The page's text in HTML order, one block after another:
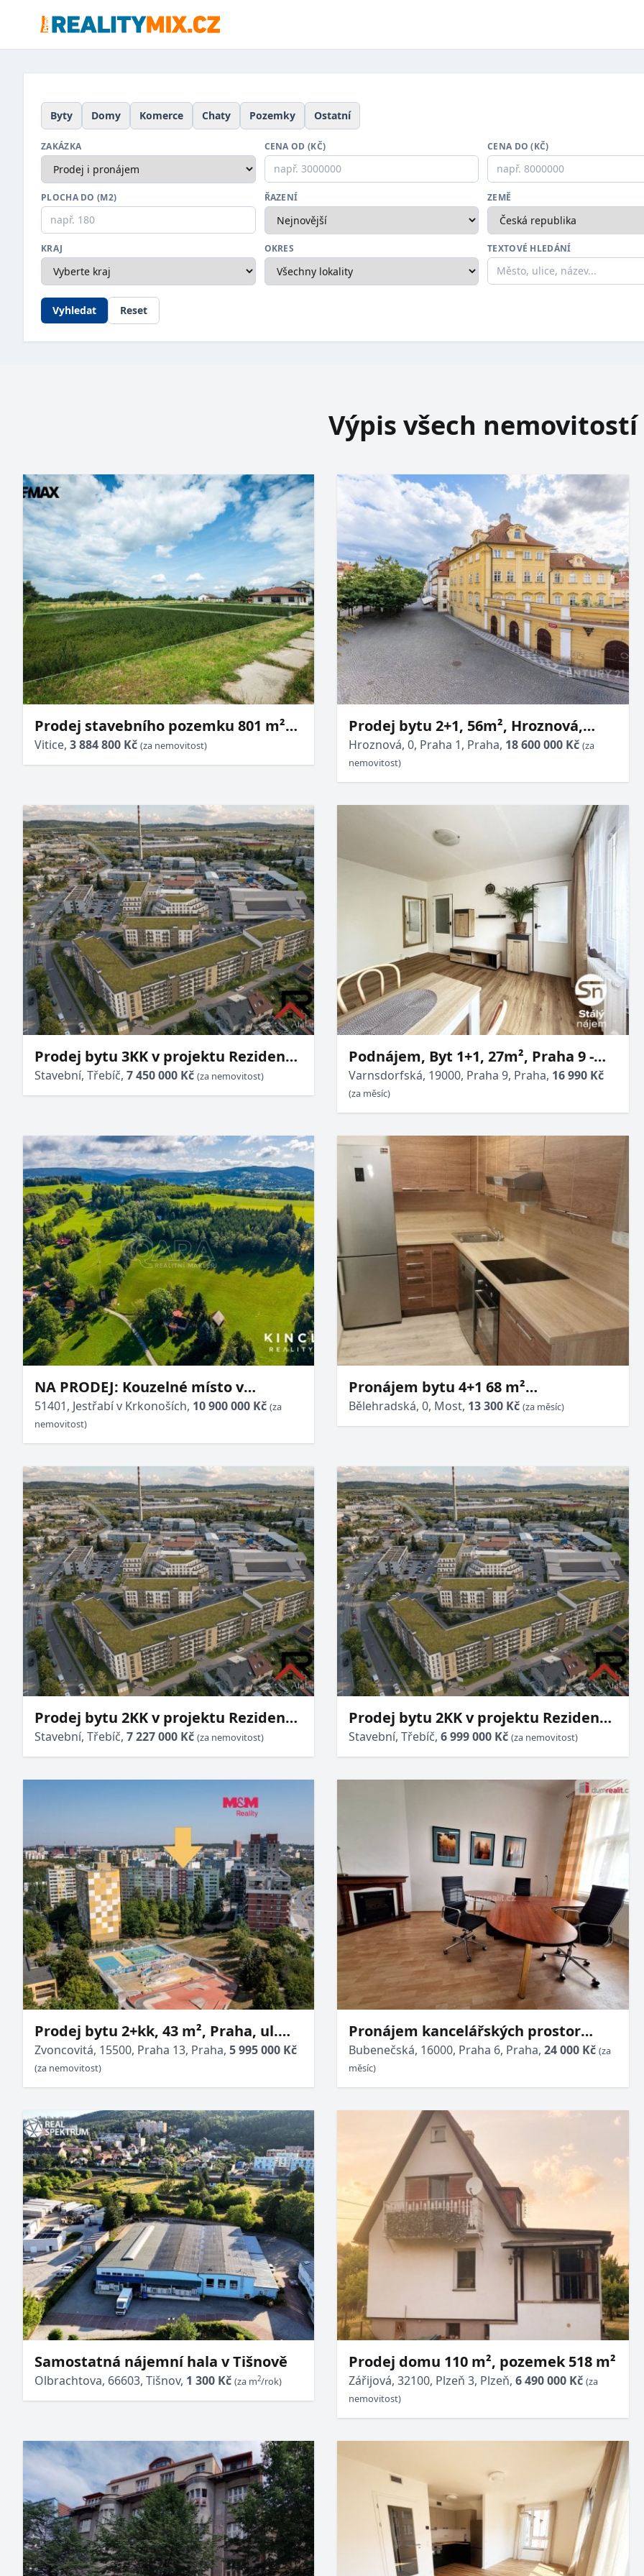
Byty Domy Komerce Chaty Pozemky Ostatní
ZAKÁZKA CENA OD (KČ) CENA DO (KČ)
PLOCHA DO (M2) ŘAZENÍ ZEMĚ
KRAJ OKRES TEXTOVÉ HLEDÁNÍ
Vyhledat Reset
Výpis všech nemovitostí
Prodej stavebního pozemku 801 m²
Dobré Pole u Vitic
Vitice, 3 884 800 Kč (za nemovitost)
Prodej bytu 2+1, 56m², Hroznová,
Praha 1 - Malá Strana
Hroznová, 0, Praha 1, Praha, 18 600 000 Kč (za
nemovitost)
Prodej bytu 3KK v projektu Rezidence
Okrajová v Třebíči
Stavební, Třebíč, 7 450 000 Kč (za nemovitost)
Podnájem, Byt 1+1, 27m², Praha 9 -
Střížkov, ul. Varnsdorfská
Varnsdorfská, 19000, Praha 9, Praha, 16 990 Kč
(za měsíc)
NA PRODEJ: Kouzelné místo v
Roudnici/Jestřabí v Krkonoších
51401, Jestřabí v Krkonoších, 10 900 000 Kč (za
nemovitost)
Pronájem bytu 4+1 68 m²
Bělehradská, Most
Bělehradská, 0, Most, 13 300 Kč (za měsíc)
Prodej bytu 2KK v projektu Rezidence
Okrajová v Třebíči
Stavební, Třebíč, 7 227 000 Kč (za nemovitost)
Prodej bytu 2KK v projektu Rezidence
Okrajová v Třebíči
Stavební, Třebíč,6 999 000 Kč (za nemovitost)
Prodej bytu 2+kk, 43 m², Praha, ul.
Zvoncovitá-Stodůlky
Zvoncovitá, 15500, Praha 13, Praha, 5 995 000 Kč
(za nemovitost)
Pronájem kancelářských prostor
51m2 P6 Bubeneč Bubenečská
kompletně vybavené
Bubenečská, 16000, Praha 6, Praha,24 000 Kč (za
měsíc)
Samostatná nájemní hala v Tišnově
Olbrachtova, 66603, Tišnov, 1 300 Kč (za m2/rok)
Prodej domu 110 m², pozemek 518 m²
Zářijová, 32100, Plzeň 3, Plzeň,6 490 000 Kč (za
nemovitost)